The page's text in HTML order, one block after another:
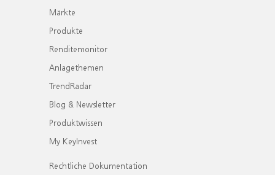
Märkte
Produkte
Renditemonitor
Anlagethemen
TrendRadar
Blog & Newsletter
Produktwissen
My KeyInvest
Rechtliche Dokumentation